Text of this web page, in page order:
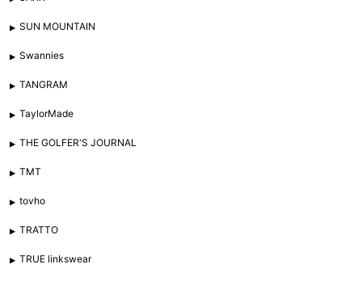
SUN MOUNTAIN
Swannies
TANGRAM
TaylorMade
THE GOLFER'S JOURNAL
TMT
tovho
TRATTO
TRUE linkswear